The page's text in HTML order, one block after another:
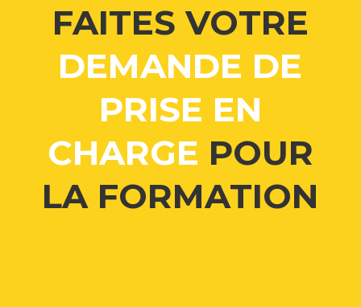
FAITES VOTRE
DEMANDE DE
PRISE EN
CHARGE POUR
LA FORMATION